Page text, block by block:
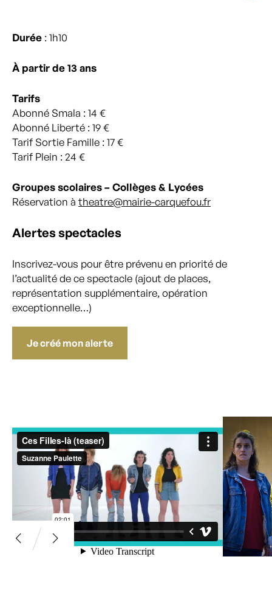
Durée : 1h10
À partir de 13 ans
Tarifs
Abonné Smala : 14 €
Abonné Liberté : 19 €
Tarif Sortie Famille : 17 €
Tarif Plein : 24 €
Groupes scolaires – Collèges & Lycées
Réservation àtheatre@mairie-carquefou.fr
Alertes spectacles
Inscrivez-vous pour être prévenu en priorité de
l’actualité de ce spectacle (ajout de places,
représentation supplémentaire, opération
exceptionnelle…)
Je créé mon alerte